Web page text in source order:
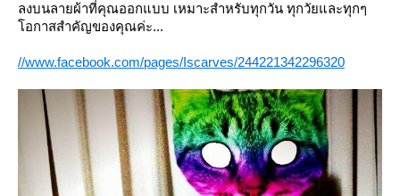
ลงบนลายผ้าที่คุณออกแบบ เหมาะสำหรับทุกวัน ทุกวัยและทุกๆ
อกาสสำคัญของคุณค่ะ...
//www.facebook.com/pages/Iscarves/244221342296320